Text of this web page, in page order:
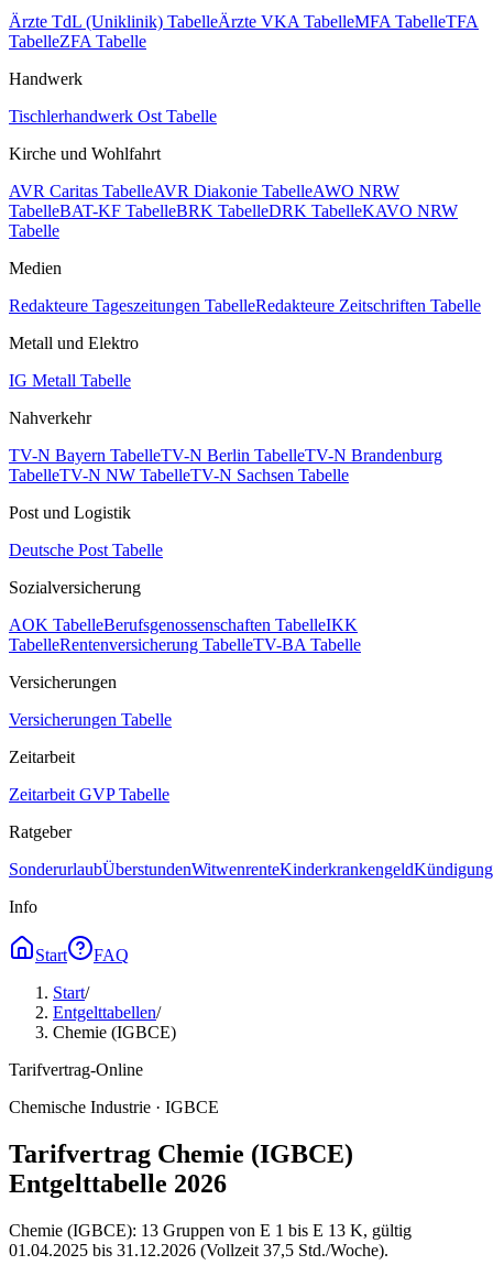
Ärzte TdL (Uniklinik) TabelleÄrzte VKA TabelleMFA TabelleTFA
TabelleZFA Tabelle
Handwerk
Tischlerhandwerk Ost Tabelle
Kirche und Wohlfahrt
AVR Caritas TabelleAVR Diakonie TabelleAWO NRW
TabelleBAT-KF TabelleBRK TabelleDRK TabelleKAVO NRW
Tabelle
Medien
Redakteure Tageszeitungen TabelleRedakteure Zeitschriften Tabelle
Metall und Elektro
IG Metall Tabelle
Nahverkehr
TV-N Bayern TabelleTV-N Berlin TabelleTV-N Brandenburg
TabelleTV-N NW TabelleTV-N Sachsen Tabelle
Post und Logistik
Deutsche Post Tabelle
Sozialversicherung
AOK TabelleBerufsgenossenschaften TabelleIKK
TabelleRentenversicherung TabelleTV-BA Tabelle
Versicherungen
Versicherungen Tabelle
Zeitarbeit
Zeitarbeit GVP Tabelle
Ratgeber
SonderurlaubÜberstundenWitwenrenteKinderkrankengeld
Info
Start
FAQ
Start/
Entgelttabellen/
Chemie (IGBCE)
Tarifvertrag-Online
Chemische Industrie · IGBCE
Tarifvertrag Chemie (IGBCE)
Entgelttabelle 2026
Chemie (IGBCE): 13 Gruppen von E 1 bis E 13 K, gültig
01.04.2025 bis 31.12.2026 (Vollzeit 37,5 Std./Woche).